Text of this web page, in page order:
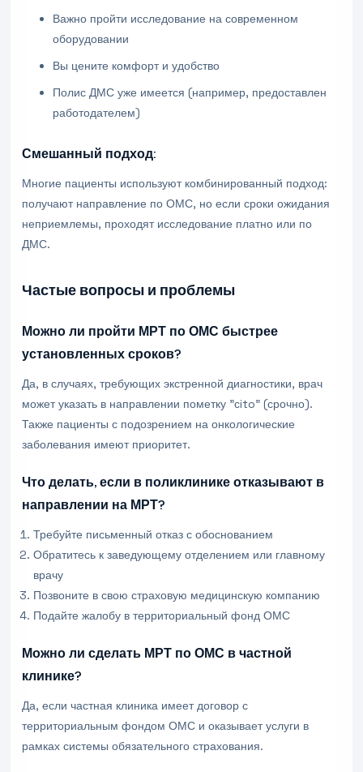
Важно пройти исследование на современном
оборудовании
Вы цените комфорт и удобство
Полис ДМС уже имеется (например, предоставлен
работодателем)
Смешанный подход:
Многие пациенты используют комбинированный подход:
получают направление по ОМС, но если сроки ожидания
неприемлемы, проходят исследование платно или по
ДМС.
Частые вопросы и проблемы
Можно ли пройти МРТ по ОМС быстрее
установленных сроков?
Да, в случаях, требующих экстренной диагностики, врач
может указать в направлении пометку "сito" (срочно).
Также пациенты с подозрением на онкологические
заболевания имеют приоритет.
Что делать, если в поликлинике отказывают в
направлении на МРТ?
Требуйте письменный отказ с обоснованием
Обратитесь к заведующему отделением или главному
врачу
Позвоните в свою страховую медицинскую компанию
Подайте жалобу в территориальный фонд ОМС
Можно ли сделать МРТ по ОМС в частной
клинике?
Да, если частная клиника имеет договор с
территориальным фондом ОМС и оказывает услуги в
рамках системы обязательного страхования.